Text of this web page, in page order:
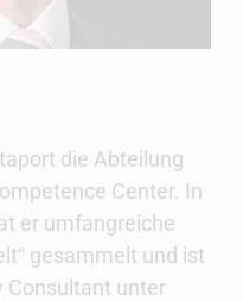
die Abteilung
Center. In
er umfangreiche
gesammelt und ist
Consultant unter